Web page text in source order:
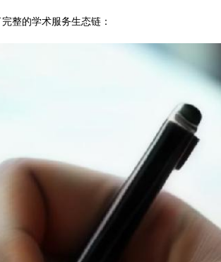
整的学术服务生态链：